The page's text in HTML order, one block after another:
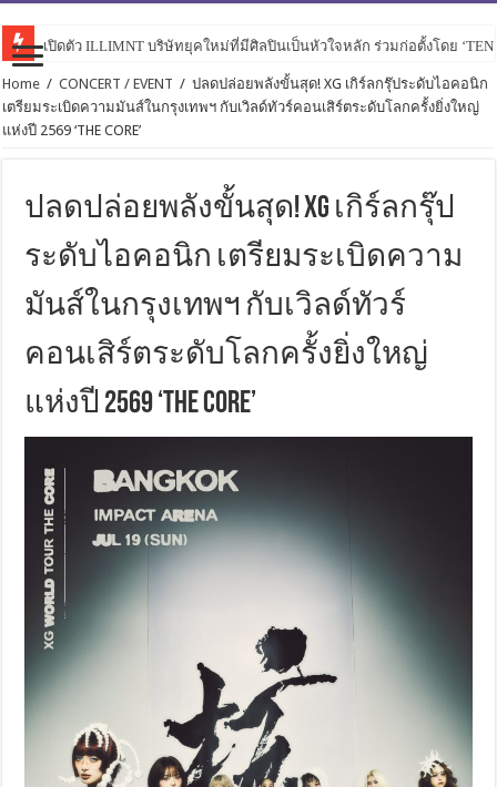
เปิดตัว ILLIMNT บริษัทยุคใหม่ที่มีศิลปินเป็นหัวใจหลัก ร่วมก่อตั้งโดย
Home / CONCERT / EVENT / ปลดปล่อยพลังขั้นสุด! XG เกิร์ลกรุ๊ประดับไอคอนิก
เตรียมระเบิดความมันส์ในกรุงเทพฯ กับเวิลด์ทัวร์คอนเสิร์ตระดับโลกครั้งยิ่งใหญ่
แห่งปี 2569 ‘THE CORE’
ปลดปล่อยพลังขั้นสุด! XG เกิร์ลกรุ๊ป
ระดับไอคอนิก เตรียมระเบิดความ
มันส์ในกรุงเทพฯ กับเวิลด์ทัวร์
คอนเสิร์ตระดับโลกครั้งยิ่งใหญ่
แห่งปี 2569 ‘THE CORE’